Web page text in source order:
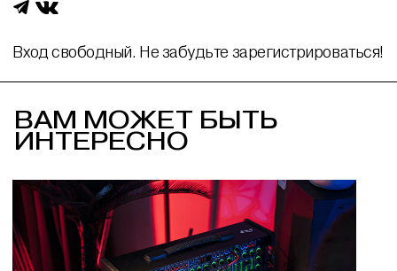
Вход свободный. Не забудьте зарегистрироваться!
ВАМ МОЖЕТ БЫТЬ
ИНТЕРЕСНО